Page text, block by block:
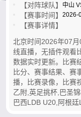
【对阵球队】 中山
【赛事时间】 2026-
【赛事详情】
北京时间2026年07
线直播，无插件观看
数据实时更新。比赛
比分、赛事结果、赛
播，比赛录像，比赛
乙附,英足挑杯,巴圣
巴西LDB U20,阿根廷